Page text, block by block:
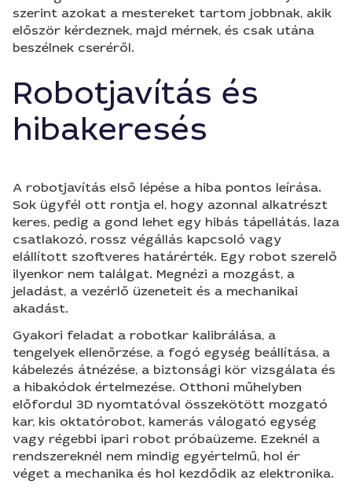
szerint azokat a mestereket tartom jobbnak, akik
először kérdeznek, majd mérnek, és csak utána
beszélnek cseréről.
Robotjavítás és
hibakeresés
A robotjavítás első lépése a hiba pontos leírása.
Sok ügyfél ott rontja el, hogy azonnal alkatrészt
keres, pedig a gond lehet egy hibás tápellátás, laza
csatlakozó, rossz végállás kapcsoló vagy
elállított szoftveres határérték. Egy robot szerelő
ilyenkor nem találgat. Megnézi a mozgást, a
jeladást, a vezérlő üzeneteit és a mechanikai
akadást.
Gyakori feladat a robotkar kalibrálása, a
tengelyek ellenőrzése, a fogó egység beállítása, a
kábelezés átnézése, a biztonsági kör vizsgálata és
a hibakódok értelmezése. Otthoni műhelyben
előfordul 3D nyomtatóval összekötött mozgató
kar, kis oktatórobot, kamerás válogató egység
vagy régebbi ipari robot próbaüzeme. Ezeknél a
rendszereknél nem mindig egyértelmű, hol ér
véget a mechanika és hol kezdődik az elektronika.